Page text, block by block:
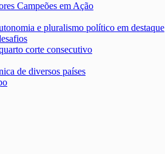
Campeões em Ação
e pluralismo político em destaque
corte consecutivo
de diversos países